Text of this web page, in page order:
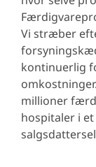
Vi stræber
kontinuerlig
millioner
hospitaler i